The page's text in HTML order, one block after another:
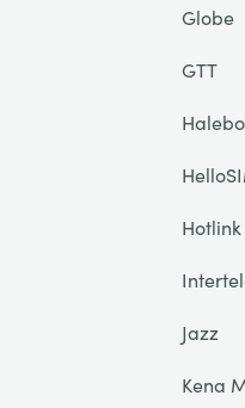
Globe
GTT
Hotlink
Jazz
Kena